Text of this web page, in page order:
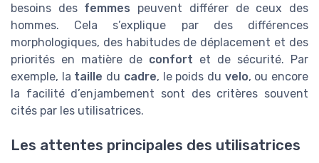
besoins des femmes peuvent différer de ceux des
hommes. Cela s’explique par des différences
morphologiques, des habitudes de déplacement et des
priorités en matière de confort et de sécurité. Par
exemple, la taille du cadre, le poids du velo, ou encore
la facilité d’enjambement sont des critères souvent
cités par les utilisatrices.
Les attentes principales des utilisatrices